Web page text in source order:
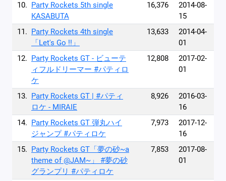
10. Party Rockets 5th single
KASABUTA
16,376
2014-08-
15
11. Party Rockets 4th single
「Let's Go !!」
13,633
2014-04-
01
12. Party Rockets GT - ビューテ
ィフルドリーマー #パティロ
ケ
12,808
2017-02-
01
13. Party Rockets GT | #パティ
ロケ - MIRAIE
8,926
2016-03-
16
14. Party Rockets GT 弾丸ハイ
ジャンプ #パティロケ
7,973
2017-12-
16
15. Party Rockets GT「夢の砂~a
theme of @JAM~」 #夢の砂
グランプリ #パティロケ
7,853
2017-08-
01